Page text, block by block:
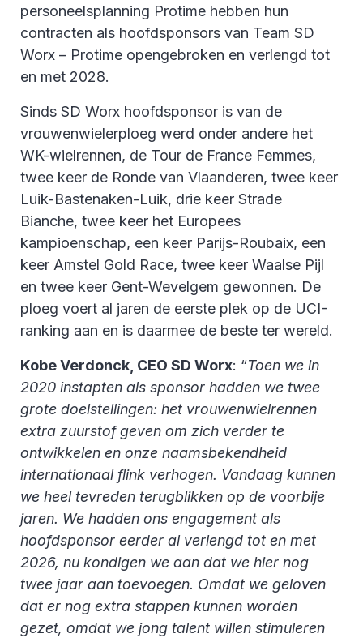
personeelsplanning Protime hebben hun
contracten als hoofdsponsors van Team SD
Worx – Protime opengebroken en verlengd tot
en met 2028.
Sinds SD Worx hoofdsponsor is van de
vrouwenwielerploeg werd onder andere het
WK-wielrennen, de Tour de France Femmes,
twee keer de Ronde van Vlaanderen, twee keer
Luik-Bastenaken-Luik, drie keer Strade
Bianche, twee keer het Europees
kampioenschap, een keer Parijs-Roubaix, een
keer Amstel Gold Race, twee keer Waalse Pijl
en twee keer Gent-Wevelgem gewonnen. De
ploeg voert al jaren de eerste plek op de UCI-
ranking aan en is daarmee de beste ter wereld.
Kobe Verdonck, CEO SD Worx: “Toen we in
2020 instapten als sponsor hadden we twee
grote doelstellingen: het vrouwenwielrennen
extra zuurstof geven om zich verder te
ontwikkelen en onze naamsbekendheid
internationaal flink verhogen. Vandaag kunnen
we heel tevreden terugblikken op de voorbije
jaren. We hadden ons engagement als
hoofdsponsor eerder al verlengd tot en met
2026, nu kondigen we aan dat we hier nog
twee jaar aan toevoegen. Omdat we geloven
dat er nog extra stappen kunnen worden
gezet, omdat we jong talent willen stimuleren